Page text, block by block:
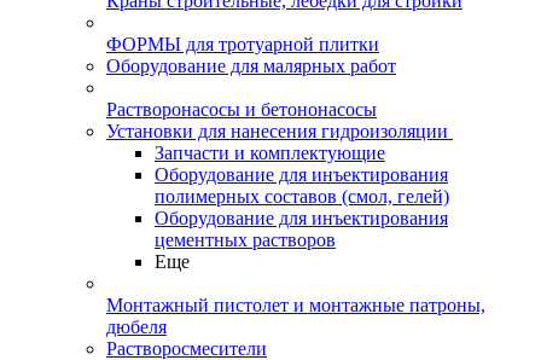
ФОРМЫ для тротуарной плитки
Оборудование для малярных работ
Растворонасосы и бетононасосы
Установки для нанесения гидроизоляции
Запчасти и комплектующие
Оборудование для инъектирования
полимерных составов (смол, гелей)
Оборудование для инъектирования
цементных растворов
Еще
Монтажный пистолет и монтажные патроны,
дюбеля
Растворосмесители